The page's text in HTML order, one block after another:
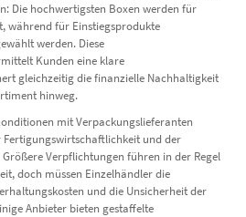
Die hochwertigsten Boxen werden für
während für Einstiegsprodukte
werden. Diese
Kunden eine klare
gleichzeitig die finanzielle Nachhaltigkeit
hinweg.
mit Verpackungslieferanten
und der
Verpflichtungen führen in der Regel
doch müssen Einzelhändler die
und die Unsicherheit der
Anbieter bieten gestaffelte